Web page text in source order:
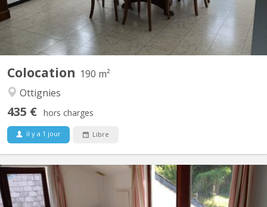
Colocation 190 m²
Ottignies
435 € hors charges
il y a 1 jour Libre
KV 1617
Vidéo disponible ici ! Agréable maison communautaire de 6